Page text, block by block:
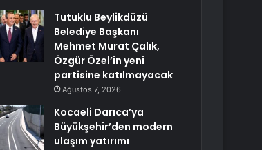
Tutuklu Beylikdüzü
Belediye Başkanı
Mehmet Murat Çalık,
Özgür Özel’in yeni
partisine katılmayacak
Ağustos 7, 2026
Kocaeli Darıca’ya
Büyükşehir’den modern
ulaşım yatırımı